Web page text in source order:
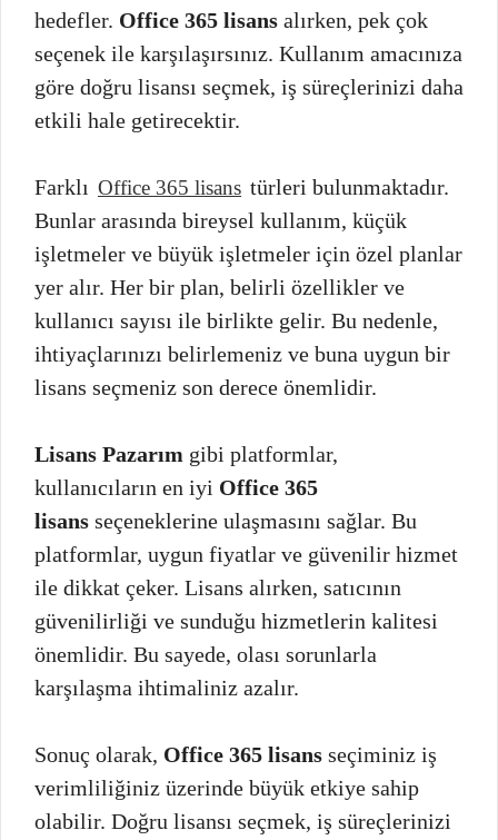
hedefler. Office 365 lisans alırken, pek çok
seçenek ile karşılaşırsınız. Kullanım amacınıza
göre doğru lisansı seçmek, iş süreçlerinizi daha
etkili hale getirecektir.
Farklı Office 365 lisans türleri bulunmaktadır.
Bunlar arasında bireysel kullanım, küçük
işletmeler ve büyük işletmeler için özel planlar
yer alır. Her bir plan, belirli özellikler ve
kullanıcı sayısı ile birlikte gelir. Bu nedenle,
ihtiyaçlarınızı belirlemeniz ve buna uygun bir
lisans seçmeniz son derece önemlidir.
Lisans Pazarım gibi platformlar,
kullanıcıların en iyi Office 365
lisans seçeneklerine ulaşmasını sağlar. Bu
platformlar, uygun fiyatlar ve güvenilir hizmet
ile dikkat çeker. Lisans alırken, satıcının
güvenilirliği ve sunduğu hizmetlerin kalitesi
önemlidir. Bu sayede, olası sorunlarla
karşılaşma ihtimaliniz azalır.
Sonuç olarak, Office 365 lisans seçiminiz iş
verimliliğiniz üzerinde büyük etkiye sahip
olabilir. Doğru lisansı seçmek, iş süreçlerinizi